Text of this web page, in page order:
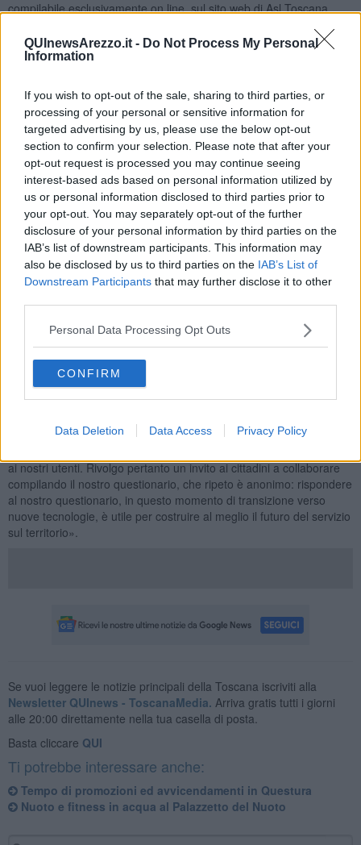
QUInewsArezzo.it - Do Not Process My Personal
Information
If you wish to opt-out of the sale, sharing to third parties, or
processing of your personal or sensitive information for
targeted advertising by us, please use the below opt-out
section to confirm your selection. Please note that after your
opt-out request is processed you may continue seeing
interest-based ads based on personal information utilized by
us or personal information disclosed to third parties prior to
your opt-out. You may separately opt-out of the further
disclosure of your personal information by third parties on the
IAB’s list of downstream participants. This information may
also be disclosed by us to third parties on the IAB’s List of
Downstream Participants that may further disclose it to other
Personal Data Processing Opt Outs
CONFIRM
Data Deletion Data Access Privacy Policy
compilabile esclusivamente on line, sul sito web di Asl Toscana
QR code da inquadrare nei cartelli affissi all’interno della struttura
del Baldaccio.
il proprio grado di soddisfazione attraverso giudizi (pessimo,
scarso, sufficiente, buono, ottimo) che riguardano l’ubicazione e
accessibilità del centro prelievi, l’offerta di prestazioni, lo stato dei
locali e il comfort, il tempo di attesa dopo l’accesso al Punto
prelievi, l’accoglienza e la cortesia del personale, il tempo per la
disponibilità del referto dopo il prelievo. Viene, inoltre, chiesto agli
utenti di dare una valutazione sulle modalità di ritiro o consegna dei
referti con i risultati degli esami effettuati, e una valutazione sulla
leggibilità e comprensibilità del referto, e infine se, in caso di
necessità o dubbi, hanno avuto modo di contattare il laboratorio di
analisi di riferimento dopo aver effettuato il prelievo.
Nel questionario l’utente dovrà indicare l’età e il titolo di studio,
elementi utili a tracciare un profilo degli utenti e delle criticità
emerse.
Rispondere ai questionari è fondamentale per Asl Toscana Sud est
che invita gli utenti del punto prelievi Baldaccio a farlo.
assolutamente di risalire all’utente che lo ha compilato – sottolinea
dr. Agostino Ognibene, direttore Dipartimento Medicina di
laboratorio e trasfusionale-. I questionari sono utili ad
conseguenza permettere ad Asl Tse di individuare le misure
ai nostri utenti. Rivolgo pertanto un invito ai cittadini a collaborare
compilando il nostro questionario, che ripeto è anonimo: rispondere
al nostro questionario, in questo momento di transizione verso
nuove tecnologie, è utile per costruire al meglio il futuro del servizio
sul territorio».
Se vuoi leggere le notizie principali della Toscana iscriviti alla
Newsletter QUInews - ToscanaMedia. Arriva gratis tutti i giorni
alle 20:00 direttamente nella tua casella di posta.
Basta cliccare QUI
Ti potrebbe interessare anche:
​Tempo di promozioni ed avvicendamenti in Questura
​Nuoto e fitness in acqua al Palazzetto del Nuoto